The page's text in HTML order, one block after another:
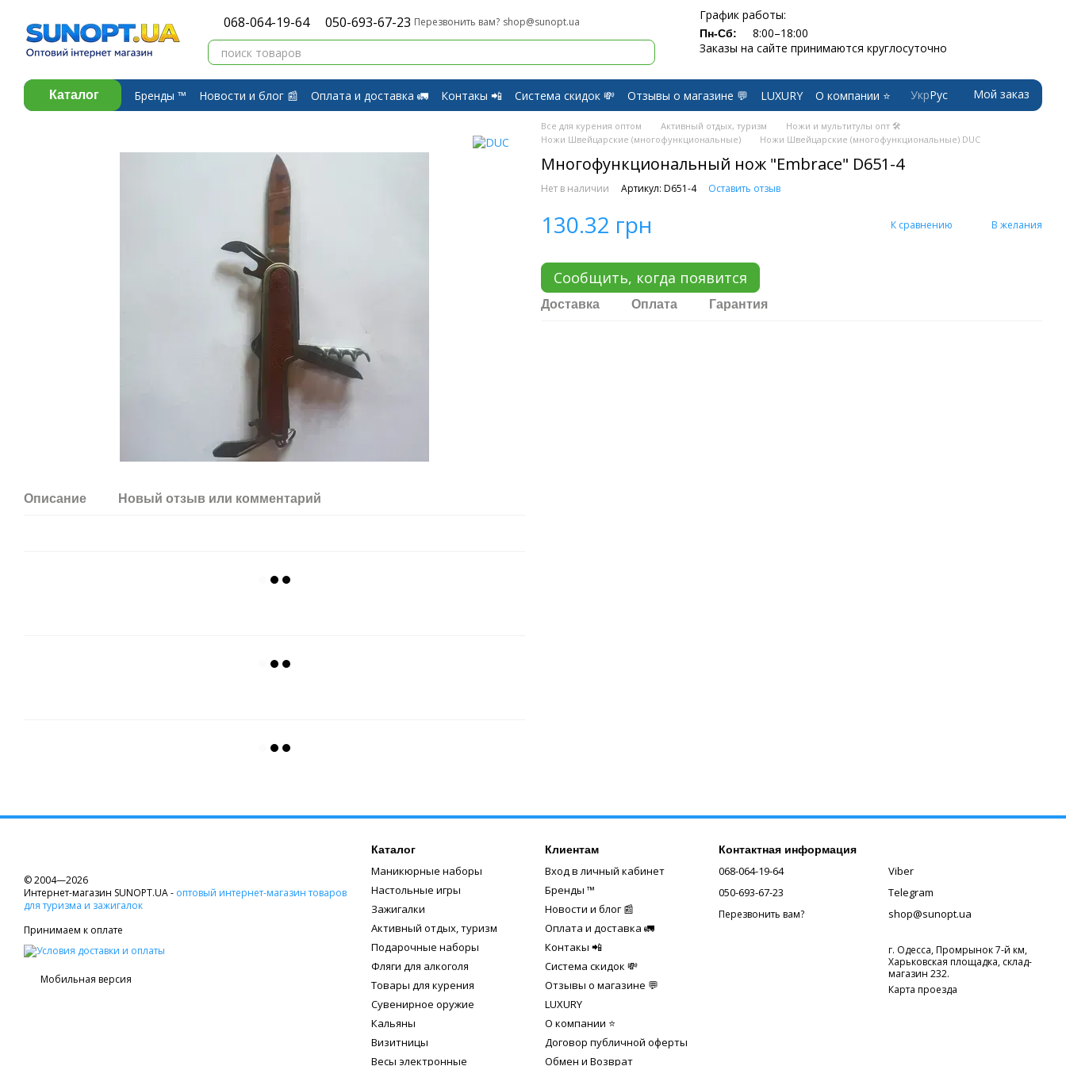
068-064-19-64 050-693-67-23 Перезвонить вам? shop@sunopt.ua График работы:
Пн-Сб:
8:00–18:00
Заказы на сайте принимаются круглосуточно
Каталог Бренды ™️ Новости и блог 📰 Оплата и доставка 🚛 Контакы 📲 Система скидок 💸 Отзывы о магазине 💬 LUXURY
О компании ⭐
Договор публичной оферты
Обмен и Возврат
УкрРус Мой заказ
Описание Новый отзыв или комментарий
Все для курения оптом Активный отдых, туризм
Ножи и мультитулы опт 🛠
Ножи Швейцарские (многофункциональные)
Ножи Швейцарские (многофункциональные) DUC
Многофункциональный нож "Embrace" D651-4
Нет в наличии Артикул: D651-4 Оставить отзыв
130.32 грн К сравнению В желания
Сообщить, когда появится
Доставка Оплата Гарантия
© 2004—2026
Интернет-магазин SUNOPT.UA - оптовый интернет-магазин товаров
для туризма и зажигалок
Принимаем к оплате
Мобильная версия
Каталог
Маникюрные наборы
Настольные игры
Зажигалки
Активный отдых, туризм
Подарочные наборы
Фляги для алкоголя
Товары для курения
Сувенирное оружие
Кальяны
Визитницы
Весы электронные
Клиентам
Вход в личный кабинет
Бренды ™️
Новости и блог 📰
Оплата и доставка 🚛
Контакы 📲
Система скидок 💸
Отзывы о магазине 💬
LUXURY
О компании ⭐
Договор публичной оферты
Обмен и Возврат
Контактная информация
068-064-19-64
050-693-67-23
Перезвонить вам?
Viber
Telegram
shop@sunopt.ua
г. Одесса, Промрынок 7-й км,
Харьковская площадка, склад-
магазин 232.
Карта проезда